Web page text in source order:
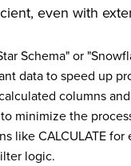
even with
Schema" or
data to speed up
columns
minimize the
like CALCULATE
logic.